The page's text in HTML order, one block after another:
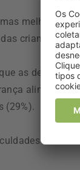
melhorias
crianças
as
alimentar
(29%).
em